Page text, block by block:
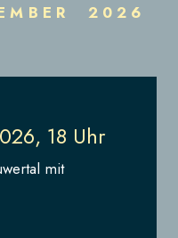
2026
18 Uhr
mit